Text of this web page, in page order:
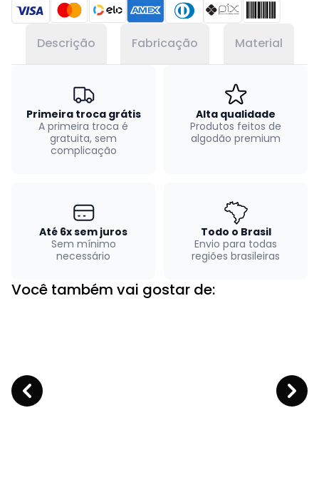
Descrição Fabricação Material
Primeira troca grátis
A primeira troca é
gratuita, sem
complicação
Alta qualidade
Produtos feitos de
algodão premium
Até 6x sem juros
Sem mínimo
necessário
Todo o Brasil
Envio para todas
regiões brasileiras
Você também vai gostar de: